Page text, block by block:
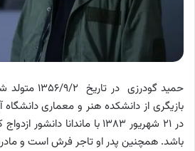
حمید گودرزی
بازیگری از دانشکده هنر و معماری
در ۲۱ شهریور ۱۳۸۳ با ماندانا
باشد. همچنین پدر او تاجر فرش است و